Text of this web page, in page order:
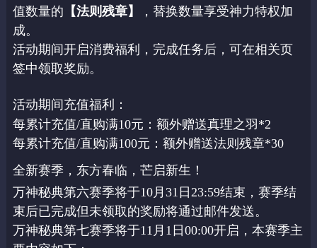
值数量的 【法则残章】
，替换数量享受神力特权加
成。
活动期间开启消费福利，完成任务后，可在相关页
签中领取奖励。
活动期间充值福利：
每累计充值/直购满10元：额外赠送真理之羽*2
每累计充值/直购满100元：额外赠送法则残章*30
全新赛季，东方春临，芒启新生！
万神秘典第六赛季将于10月31日23:59结束，赛季结
束后已完成但未领取的奖励将通过邮件发送。
万神秘典第七赛季将于11月1日00:00开启，本赛季主